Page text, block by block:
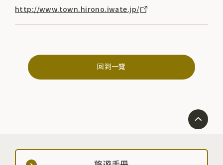
http://www.town.hirono.iwate.jp/
回到一覽